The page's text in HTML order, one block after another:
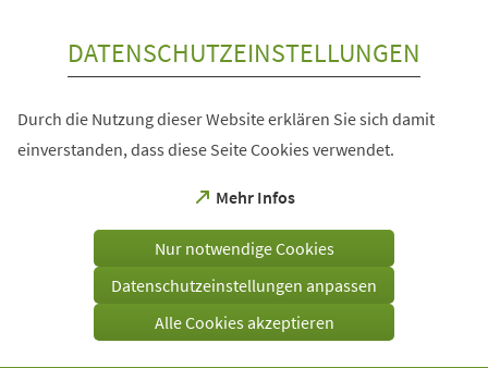
DATENSCHUTZEINSTELLUNGEN
Durch die Nutzung dieser Website erklären Sie sich damit
einverstanden, dass diese Seite Cookies verwendet.
Mehr Infos
(Öffnet
einem
Tab)
Nur notwendige Cookies
Datenschutzeinstellungen anpassen
Alle Cookies akzeptieren